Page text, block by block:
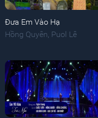
Đưa Em Vào Hạ
Hồng Quyên Puol Lê